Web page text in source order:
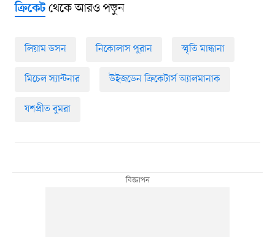
ক্রিকেটথেকে আরও পড়ুন
লিয়াম ডসন নিকোলাস পুরান স্মৃতি মান্ধানা
মিচেল স্যান্টনার উইজডেন ক্রিকেটার্স অ্যালমানাক
যশপ্রীত বুমরা